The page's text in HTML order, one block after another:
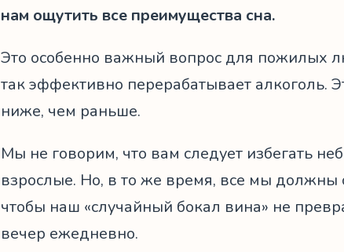
нам ощутить все преимущества сна.
Это особенно важный вопрос для пожилых
так эффективно перерабатывает алкоголь.
ниже, чем раньше.
Мы не говорим, что вам следует избегать
взрослые. Но, в то же время, все мы должны
чтобы наш «случайный бокал вина» не
вечер ежедневно.